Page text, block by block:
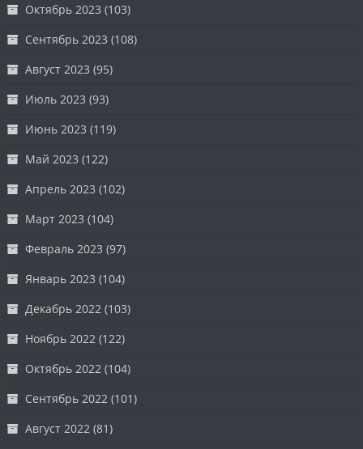
Октябрь 2023 (103)
Сентябрь 2023 (108)
Август 2023 (95)
Июль 2023 (93)
Июнь 2023 (119)
Май 2023 (122)
Апрель 2023 (102)
Март 2023 (104)
Февраль 2023 (97)
Январь 2023 (104)
Декабрь 2022 (103)
Ноябрь 2022 (122)
Октябрь 2022 (104)
Сентябрь 2022 (101)
Август 2022 (81)